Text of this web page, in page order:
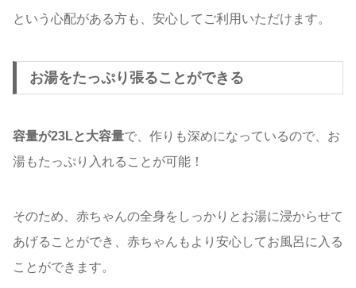
という心配がある方も、安心してご利用いただけます。
お湯をたっぷり張ることができる
容量が23Lと大容量で、作りも深めになっているので、お
湯もたっぷり入れることが可能！
そのため、赤ちゃんの全身をしっかりとお湯に浸からせて
あげることができ、赤ちゃんもより安心してお風呂に入る
ことができます。